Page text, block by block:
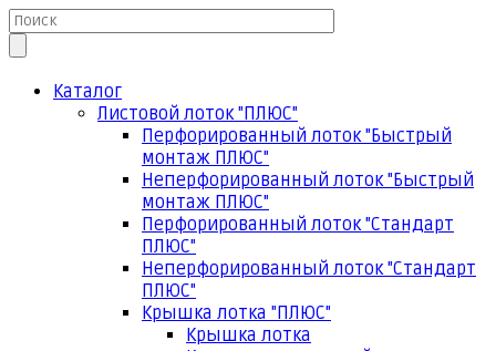
Каталог
Листовой лоток "ПЛЮС"
Перфорированный лоток "Быстрый
монтаж ПЛЮС"
Неперфорированный лоток "Быстрый
монтаж ПЛЮС"
Перфорированный лоток "Стандарт
ПЛЮС"
Неперфорированный лоток "Стандарт
ПЛЮС"
Крышка лотка "ПЛЮС"
Крышка лотка